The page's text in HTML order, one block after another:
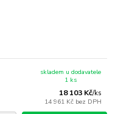
18 103 Kč/ks
14 961 Kč bez DPH
skladem u dodavatele
1 ks